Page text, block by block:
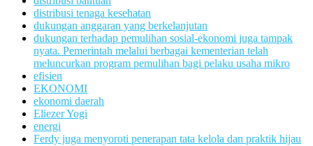
distribusi tenaga kesehatan
dukungan anggaran yang berkelanjutan
dukungan terhadap pemulihan sosial-ekonomi juga tampak
nyata. Pemerintah melalui berbagai kementerian telah
meluncurkan program pemulihan bagi pelaku usaha mikro
efisien
EKONOMI
ekonomi daerah
Eliezer Yogi
energi
Ferdy juga menyoroti penerapan tata kelola dan praktik hijau